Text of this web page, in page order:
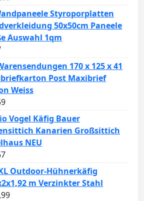
Styroporplatten
50x50cm Paneele
Auswahl 1qm
170 x 125 x 41
Post Maxibrief
Weiss
Vogel Käfig Bauer
Kanarien Großsittich
NEU
Outdoor-Hühnerkäfig
m Verzinkter Stahl